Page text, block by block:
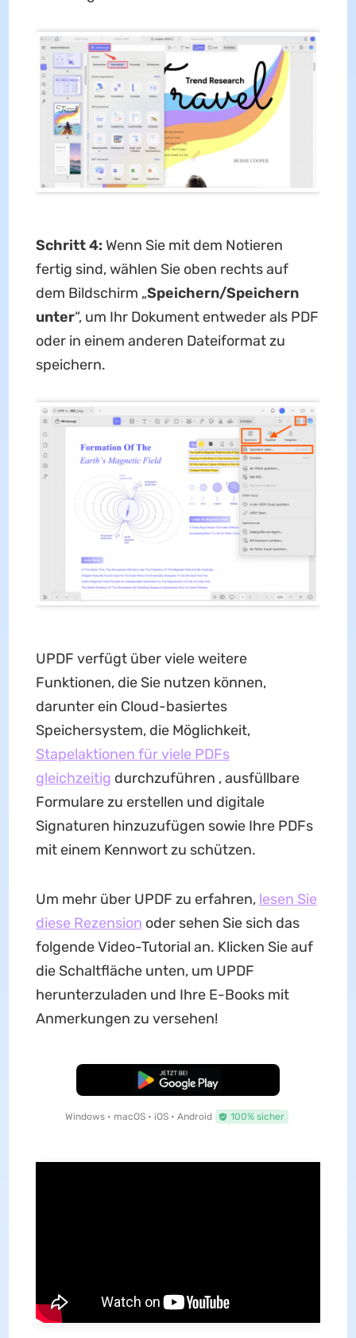
Schritt 4: Wenn Sie mit dem Notieren
fertig sind, wählen Sie oben rechts auf
dem Bildschirm „Speichern/Speichern
unter“, um Ihr Dokument entweder als PDF
oder in einem anderen Dateiformat zu
speichern.
UPDF verfügt über viele weitere
Funktionen, die Sie nutzen können,
darunter ein Cloud-basiertes
Speichersystem, die Möglichkeit,
Stapelaktionen für viele PDFs
gleichzeitig durchzuführen , ausfüllbare
Formulare zu erstellen und digitale
Signaturen hinzuzufügen sowie Ihre PDFs
mit einem Kennwort zu schützen.
Um mehr über UPDF zu erfahren, lesen Sie
diese Rezension oder sehen Sie sich das
folgende Video-Tutorial an. Klicken Sie auf
die Schaltfläche unten, um UPDF
herunterzuladen und Ihre E-Books mit
Anmerkungen zu versehen!
Kostenloser Download
Windows • macOS • iOS • Android 100% sicher